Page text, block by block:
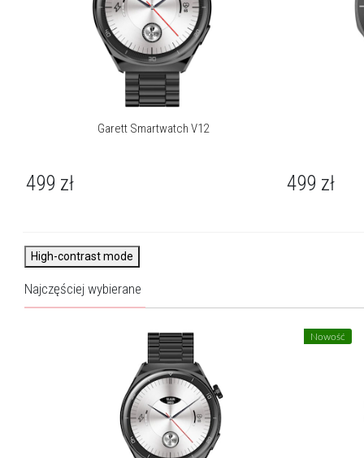
Monitoring snu: Tak
Monitoring tętna: Tak
Powiadomienia: Tak
Sterowanie aparatem:
Stoper/Minutnik/Alarm:
Terminarz: Tak
Tak
Tak
Wyszukiwanie telefonu: Tak
Tak
Garett Smartwatch V12
499 zł 499 zł
High-contrast mode
Najczęściej wybierane
Nowość